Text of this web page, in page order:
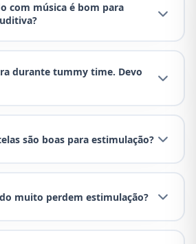
com música é bom para
durante tummy time. Devo
são boas para estimulação?
muito perdem estimulação?